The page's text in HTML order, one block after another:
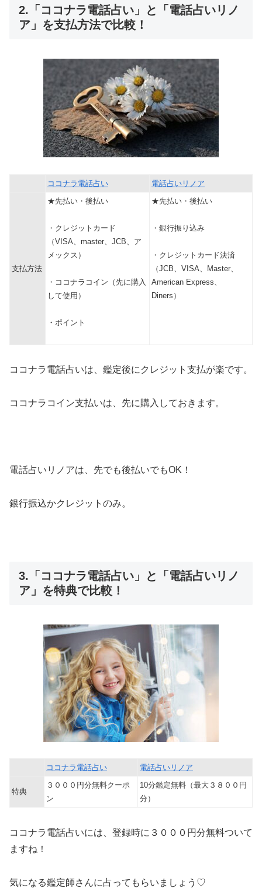
2.「ココナラ電話占い」と「電話占いリノ
ア」を支払方法で比較！
ココナラ電話占い 電話占いリノア
支払方法
★先払い・後払い
・クレジットカード
（VISA、master、JCB、ア
メックス）
・ココナラコイン（先に購入
して使用）
・ポイント
★先払い・後払い
・銀行振り込み
・クレジットカード決済
（JCB、VISA、Master、
American Express、
Diners）
ココナラ電話占いは、鑑定後にクレジット支払が楽です。
ココナラコイン支払いは、先に購入しておきます。
電話占いリノアは、先でも後払いでもOK！
銀行振込かクレジットのみ。
3.「ココナラ電話占い」と「電話占いリノ
ア」を特典で比較！
ココナラ電話占い 電話占いリノア
特典
３０００円分無料クーポ
ン
10分鑑定無料（最大３８００円
分）
ココナラ電話占いには、登録時に３０００円分無料ついて
ますね！
気になる鑑定師さんに占ってもらいましょう♡